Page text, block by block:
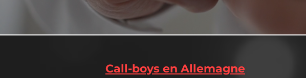
Call-boys en Allemagne